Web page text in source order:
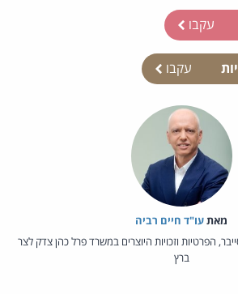
עקבו
עקבו
מאת‏עו"ד חיים רביה
הפרטיות וזכויות היוצרים במשרד פרל כהן צדק לצר
ברץ